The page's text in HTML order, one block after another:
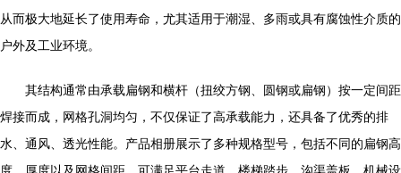
从而极大地延长了使用寿命，尤其适用于潮湿、多雨或具有腐蚀性介质的
户外及工业环境。
其结构通常由承载扁钢和横杆（扭绞方钢、圆钢或扁钢）按一定间距
焊接而成，网格孔洞均匀，不仅保证了高承载能力，还具备了优秀的排
水、通风、透光性能。产品相册展示了多种规格型号，包括不同的扁钢高